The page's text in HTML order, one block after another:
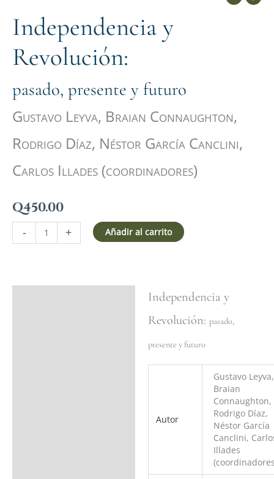
Independencia y
Revolución:
pasado, presente y futuro
Gustavo Leyva, Braian Connaughton,
Rodrigo Díaz, Néstor García Canclini,
Carlos Illades (coordinadores)
Q450.00
- + Añadir al carrito
Independencia y
Revolución: pasado,
presente y futuro
Autor
Gustavo Leyva,
Braian
Connaughton,
Rodrigo Díaz,
Néstor García
Canclini,
Illades